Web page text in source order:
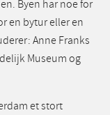
Byen har noe for
en bytur eller en
Anne Franks
Museum og
et stort